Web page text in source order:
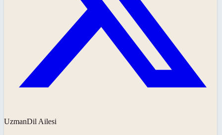
UzmanDil Ailesi